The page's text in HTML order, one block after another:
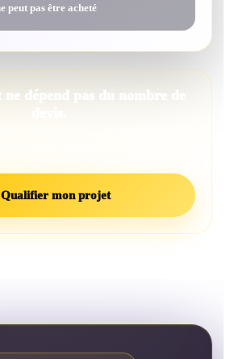
peut pas être acheté
dépend pas du nombre de
Qualifier mon projet